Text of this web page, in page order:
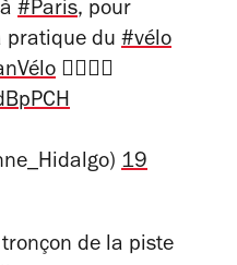
#Paris, pour
pratique du #vélo
🚴‍♂️🚴‍♀️
19
de la piste